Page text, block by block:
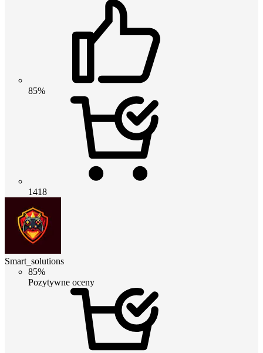
85%
1418
Smart_solutions
85%
Pozytywne oceny